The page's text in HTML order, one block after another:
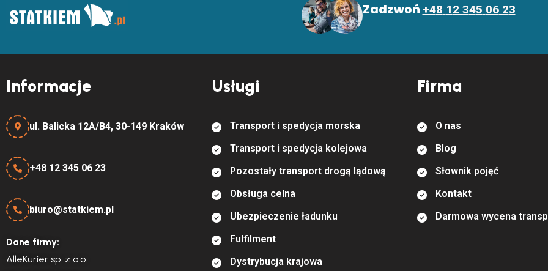
Zadzwoń +48 12 345 06 23
Informacje
ul. Balicka 12A/B4, 30-149 Kraków
+48 12 345 06 23
biuro@statkiem.pl
Dane firmy:
AlleKurier sp. z o.o.
Usługi
Transport i spedycja morska
Transport i spedycja kolejowa
Pozostały transport drogą lądową
Obsługa celna
Ubezpieczenie ładunku
Fulflment
Dystrybucja krajowa
Firma
O nas
Blog
Słownik pojęć
Kontakt
Darmowa wycena transp